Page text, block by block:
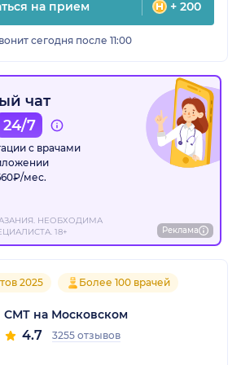
на прием + 200
сегодня после 11:00
чат
24/7
с врачами
мес.
НЕОБХОДИМА
18+
Реклама
2025 Более 100 врачей
СМТ на Московском
4.7 3255 отзывов